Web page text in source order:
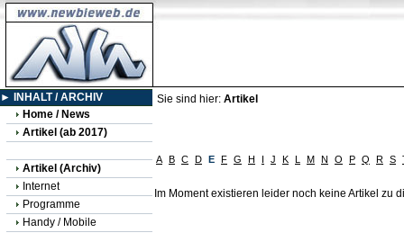
► INHALT / ARCHIV
Home / News
Artikel (ab 2017)
Artikel (Archiv)
Internet
Programme
Handy / Mobile
Sie sind hier: Artikel
A B C D E F G H I J K L M N O P Q R S
Im Moment existieren leider noch keine Artikel zu